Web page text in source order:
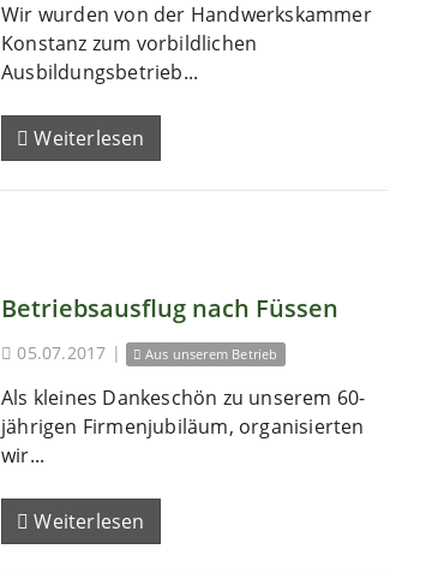
Wir wurden von der Handwerkskammer
Konstanz zum vorbildlichen
Ausbildungsbetrieb...
Weiterlesen
Betriebsausflug nach Füssen
05.07.2017 | Aus unserem Betrieb
Als kleines Dankeschön zu unserem 60-
jährigen Firmenjubiläum, organisierten
wir...
Weiterlesen